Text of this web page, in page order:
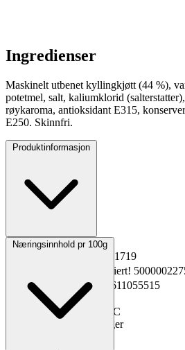
Ingredienser
Maskinelt utbenet kyllingkjøtt (44 %),
potetmel, salt, kaliumklorid
røykaroma, antioksidant E315,
E250. Skinnfri.
Produktinformasjon
Opprinnelsesland Norge
1581719
Kopiert!
GTIN
Kopiert! 7039611055515
Vekt pakning
5.0 kg
Oppbevaring -30 til -18°C
270 dager
Næringsinnhold pr 100g